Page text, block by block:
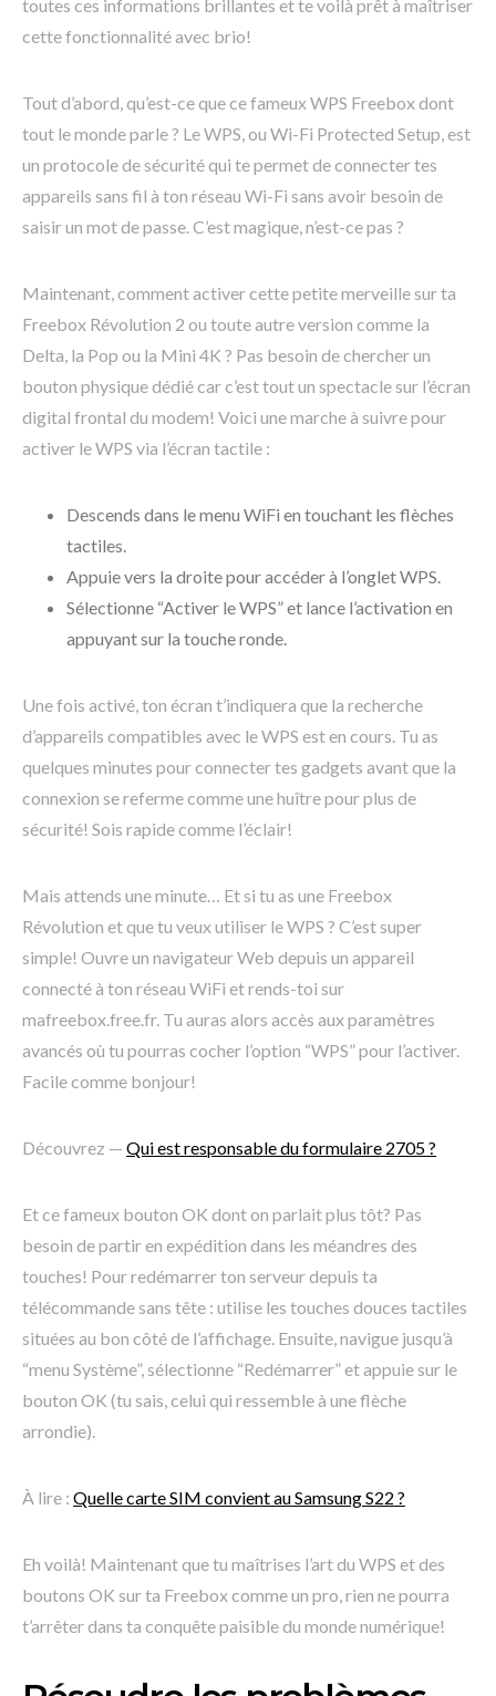
toutes ces informations brillantes et te voilà prêt à maîtriser
cette fonctionnalité avec brio!
Tout d’abord, qu’est-ce que ce fameux WPS Freebox dont
tout le monde parle ? Le WPS, ou Wi-Fi Protected Setup, est
un protocole de sécurité qui te permet de connecter tes
appareils sans fil à ton réseau Wi-Fi sans avoir besoin de
saisir un mot de passe. C’est magique, n’est-ce pas ?
Maintenant, comment activer cette petite merveille sur ta
Freebox Révolution 2 ou toute autre version comme la
Delta, la Pop ou la Mini 4K ? Pas besoin de chercher un
bouton physique dédié car c’est tout un spectacle sur l’écran
digital frontal du modem! Voici une marche à suivre pour
activer le WPS via l’écran tactile :
Descends dans le menu WiFi en touchant les flèches
tactiles.
Appuie vers la droite pour accéder à l’onglet WPS.
Sélectionne “Activer le WPS” et lance l’activation en
appuyant sur la touche ronde.
Une fois activé, ton écran t’indiquera que la recherche
d’appareils compatibles avec le WPS est en cours. Tu as
quelques minutes pour connecter tes gadgets avant que la
connexion se referme comme une huître pour plus de
sécurité! Sois rapide comme l’éclair!
Mais attends une minute… Et si tu as une Freebox
Révolution et que tu veux utiliser le WPS ? C’est super
simple! Ouvre un navigateur Web depuis un appareil
connecté à ton réseau WiFi et rends-toi sur
mafreebox.free.fr. Tu auras alors accès aux paramètres
avancés où tu pourras cocher l’option “WPS” pour l’activer.
Facile comme bonjour!
Découvrez — Qui est responsable du formulaire 2705 ?
Et ce fameux bouton OK dont on parlait plus tôt? Pas
besoin de partir en expédition dans les méandres des
touches! Pour redémarrer ton serveur depuis ta
télécommande sans tête : utilise les touches douces tactiles
situées au bon côté de l’affichage. Ensuite, navigue jusqu’à
“menu Système”, sélectionne “Redémarrer” et appuie sur le
bouton OK (tu sais, celui qui ressemble à une flèche
arrondie).
À lire : Quelle carte SIM convient au Samsung S22 ?
Eh voilà! Maintenant que tu maîtrises l’art du WPS et des
boutons OK sur ta Freebox comme un pro, rien ne pourra
t’arrêter dans ta conquête paisible du monde numérique!